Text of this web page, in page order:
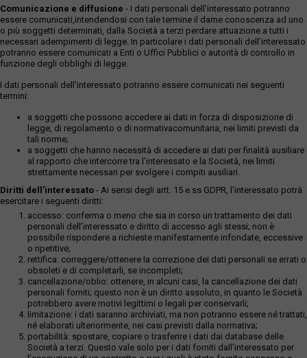
Comunicazione e diffusione - I dati personali dell’interessato potranno
essere comunicati,intendendosi con tale termine il darne conoscenza ad uno
o più soggetti determinati, dalla Società a terzi perdare attuazione a tutti i
necessari adempimenti di legge. In particolare i dati personali dell’interessato
potranno essere comunicati a Enti o Uffici Pubblici o autorità di controllo in
funzione degli obblighi di legge.
I dati personali dell’interessato potranno essere comunicati nei seguenti
termini:
a soggetti che possono accedere ai dati in forza di disposizione di
legge, di regolamento o di normativacomunitaria, nei limiti previsti da
tali norme;
a soggetti che hanno necessità di accedere ai dati per finalità ausiliare
al rapporto che intercorre tra l’interessato e la Società, nei limiti
strettamente necessari per svolgere i compiti ausiliari.
Diritti dell’interessato - Ai sensi degli artt. 15 e ss GDPR, l’interessato potrà
esercitare i seguenti diritti:
accesso: conferma o meno che sia in corso un trattamento dei dati
personali dell’interessato e diritto di accesso agli stessi; non è
possibile rispondere a richieste manifestamente infondate, eccessive
o ripetitive;
rettifica: correggere/ottenere la correzione dei dati personali se errati o
obsoleti e di completarli, se incompleti;
cancellazione/oblio: ottenere, in alcuni casi, la cancellazione dei dati
personali forniti; questo non è un diritto assoluto, in quanto le Società
potrebbero avere motivi legittimi o legali per conservarli;
limitazione: i dati saranno archiviati, ma non potranno essere né trattati,
né elaborati ulteriormente, nei casi previsti dalla normativa;
portabilità: spostare, copiare o trasferire i dati dai database delle
Società a terzi. Questo vale solo per i dati forniti dall’interessato per